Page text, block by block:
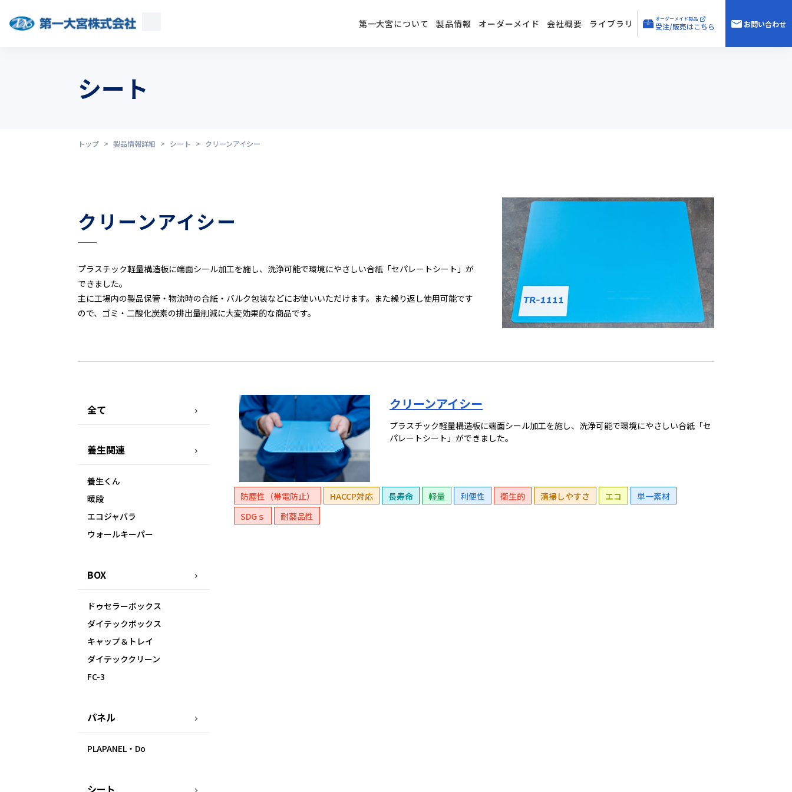
第一大宮について 製品情報 オーダーメイド 会社概要 ライブラリ オーダーメイド製品
受注/販売はこちら お問い合わせ
シート
トップ > 製品情報詳細 > シート > クリーンアイシー
クリーンアイシー
プラスチック軽量構造板に端面シール加工を施し、洗浄可能で環境にやさしい合紙「セパレートシート」が
できました。
主に工場内の製品保管・物流時の合紙・バルク包装などにお使いいただけます。また繰り返し使用可能です
ので、ゴミ・二酸化炭素の排出量削減に大変効果的な商品です。
全て
養生関連
養生くん
暖段
エコジャバラ
ウォールキーパー
BOX
ドゥセラーボックス
ダイテックボックス
キャップ＆トレイ
ダイテッククリーン
FC-3
パネル
PLAPANEL・Do
シート
クリーンアイシー
プラスチック軽量構造板に端面シール加工を施し、洗浄可能で環境にやさしい合紙「セ
パレートシート」ができました。
防塵性（帯電防止） HACCP対応 長寿命 軽量 利便性 衛生的 清掃しやすさ エコ
単一素材
SDGｓ
耐薬品性